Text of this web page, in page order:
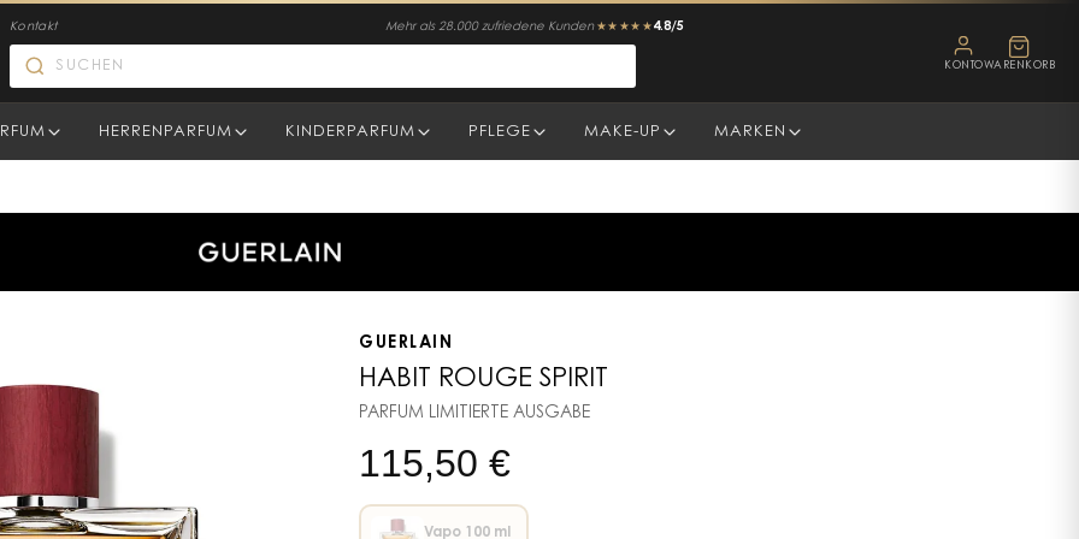
Kontakt Mehr als 28.000 zufriedene Kunden ★★★★★ 4.8/5
KONTOWARENKORB
HERRENPARFUM KINDERPARFUM PFLEGE MAKE-UP MARKEN
GUERLAIN
HABIT ROUGE SPIRIT
PARFUM LIMITIERTE AUSGABE
115,50 €
Vapo 100 ml